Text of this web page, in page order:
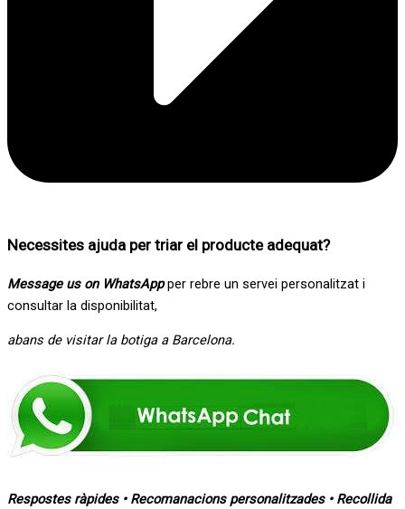
Necessites ajuda per triar el producte adequat?
Message us on WhatsAppper rebre un servei personalitzat i
consultar la disponibilitat,
abans de visitar la botiga a Barcelona.
Respostes ràpides • Recomanacions personalitzades • Recollida